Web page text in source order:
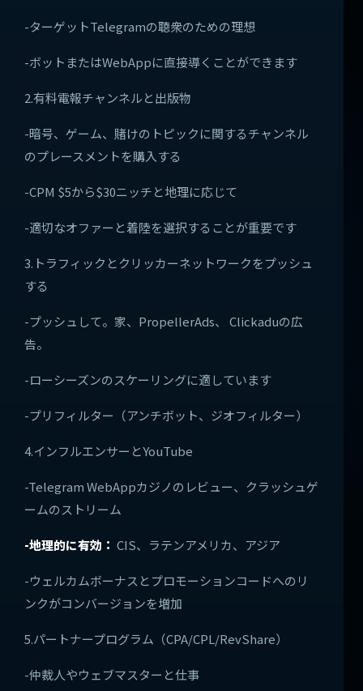
-ターゲットTelegramの聴衆のための理想
-ボットまたはWebAppに直接導くことができます
2.有料電報チャンネルと出版物
-暗号、ゲーム、賭けのトピックに関するチャンネル
のプレースメントを購入する
-CPM $5から$30ニッチと地理に応じて
-適切なオファーと着陸を選択することが重要です
3.トラフィックとクリッカーネットワークをプッシュ
する
-プッシュして。家、PropellerAds、 Clickaduの広
告。
-ローシーズンのスケーリングに適しています
-プリフィルター（アンチボット、ジオフィルター）
4.インフルエンサーとYouTube
-Telegram WebAppカジノのレビュー、クラッシュゲ
ームのストリーム
-地理的に有効： CIS、ラテンアメリカ、アジア
-ウェルカムボーナスとプロモーションコードへのリ
ンクがコンバージョンを増加
5.パートナープログラム（CPA/CPL/RevShare）
-仲裁人やウェブマスターと仕事